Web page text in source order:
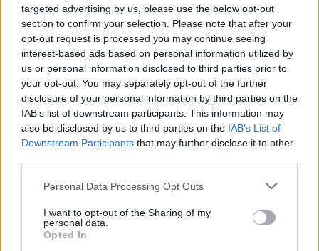
targeted advertising by us, please use the below opt-out
section to confirm your selection. Please note that after your
opt-out request is processed you may continue seeing
interest-based ads based on personal information utilized by
us or personal information disclosed to third parties prior to
your opt-out. You may separately opt-out of the further
disclosure of your personal information by third parties on the
IAB’s list of downstream participants. This information may
also be disclosed by us to third parties on the IAB’s List of
Downstream Participants that may further disclose it to other
Please note that this website/app uses one or more Google
not limited to your visit or usage behaviour. You may click to
grant or deny consent to Google and its third-party tags to
use your data for below specified purposes in below Google
Personal Data Processing Opt Outs
I want to opt-out of the Sharing of my
personal data.
Opted In